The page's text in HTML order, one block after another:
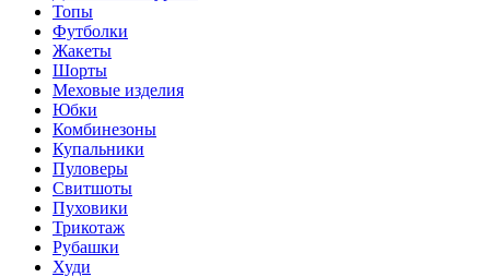
Топы
Футболки
Жакеты
Шорты
Меховые изделия
Юбки
Комбинезоны
Купальники
Пуловеры
Свитшоты
Пуховики
Трикотаж
Рубашки
Худи